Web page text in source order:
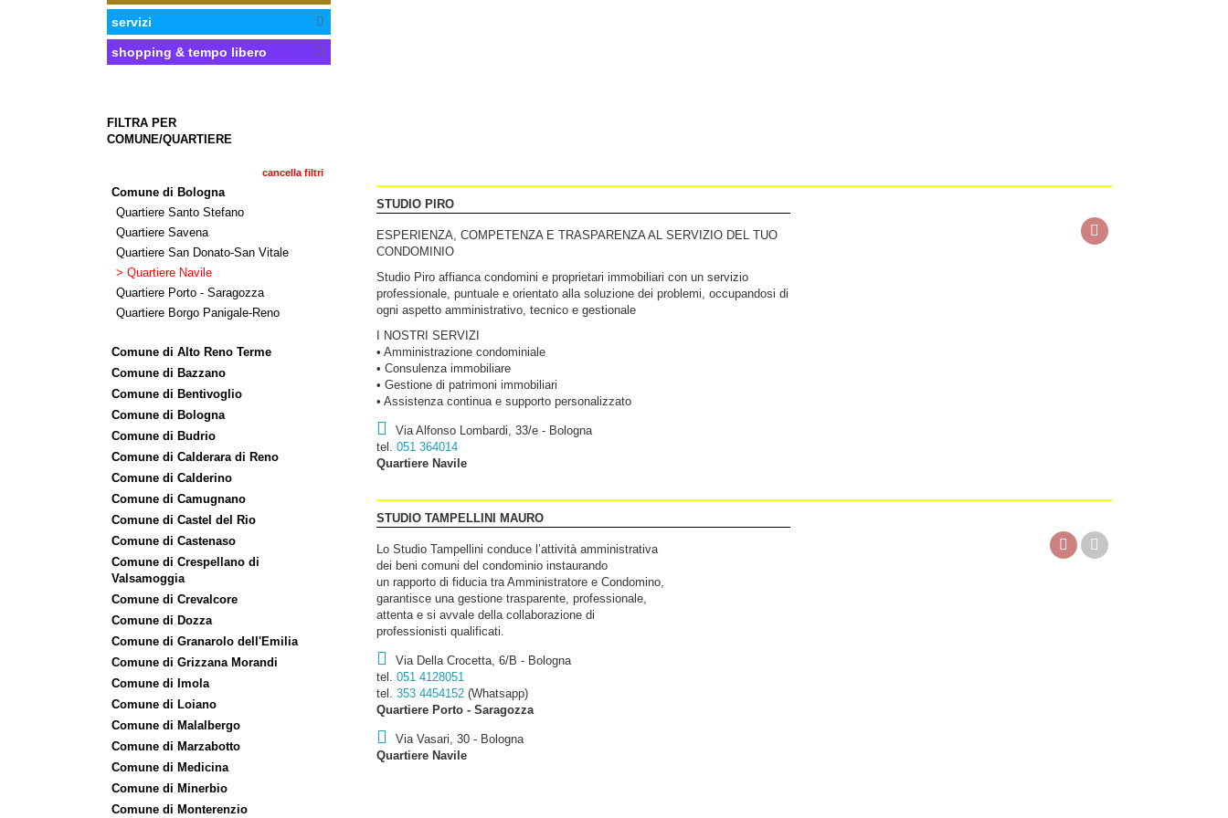
servizi
shopping & tempo libero
FILTRA PER
COMUNE/QUARTIERE
cancella filtri
Comune di Bologna
Quartiere Santo Stefano
Quartiere Savena
Quartiere San Donato-San Vitale
> Quartiere Navile
Quartiere Porto - Saragozza
Quartiere Borgo Panigale-Reno
Comune di Alto Reno Terme
Comune di Bazzano
Comune di Bentivoglio
Comune di Bologna
Comune di Budrio
Comune di Calderara di Reno
Comune di Calderino
Comune di Camugnano
Comune di Castel del Rio
Comune di Castenaso
Comune di Crespellano di
Valsamoggia
Comune di Crevalcore
Comune di Dozza
Comune di Granarolo dell'Emilia
Comune di Grizzana Morandi
Comune di Imola
Comune di Loiano
Comune di Malalbergo
Comune di Marzabotto
Comune di Medicina
Comune di Minerbio
Comune di Monterenzio
STUDIO PIRO
ESPERIENZA, COMPETENZA E TRASPARENZA AL SERVIZIO DEL TUO
CONDOMINIO
Studio Piro affianca condomini e proprietari immobiliari con un servizio
professionale, puntuale e orientato alla soluzione dei problemi, occupandosi di
ogni aspetto amministrativo, tecnico e gestionale
I NOSTRI SERVIZI
• Amministrazione condominiale
• Consulenza immobiliare
• Gestione di patrimoni immobiliari
• Assistenza continua e supporto personalizzato
Via Alfonso Lombardi, 33/e - Bologna
tel. 051 364014
Quartiere Navile
STUDIO TAMPELLINI MAURO
Lo Studio Tampellini conduce l’attività amministrativa
dei beni comuni del condominio instaurando
un rapporto di fiducia tra Amministratore e Condomino,
garantisce una gestione trasparente, professionale,
attenta e si avvale della collaborazione di
professionisti qualificati.
Via Della Crocetta, 6/B - Bologna
tel. 051 4128051
tel. 353 4454152 (Whatsapp)
Quartiere Porto - Saragozza
Via Vasari, 30 - Bologna
Quartiere Navile